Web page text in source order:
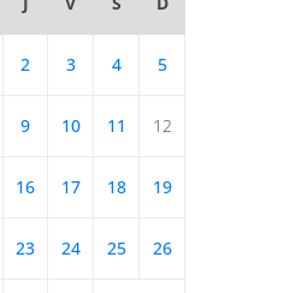
2 3 4 5
9 10 11 12
16 17 18 19
23 24 25 26